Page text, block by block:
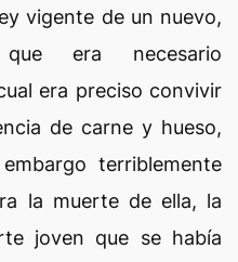
vigente de un nuevo,
era necesario
era preciso convivir
de carne y hueso,
terriblemente
la muerte de ella, la
joven que se había